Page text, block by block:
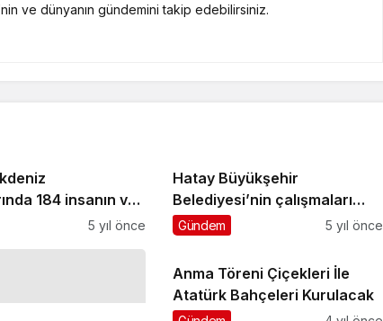
ve dünyanın gündemini takip edebilirsiniz.
184 insanın ve
5 yıl önce
Hatay Büyükşehir
Belediyesi’nin çalışmaları
şehrin her noktasında
Gündem 5 yıl önce
Anma Töreni Çiçekleri İle
Atatürk Bahçeleri Kurulacak